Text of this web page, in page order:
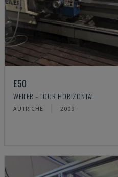
E50
WEILER - TOUR HORIZONTAL
AUTRICHE 2009